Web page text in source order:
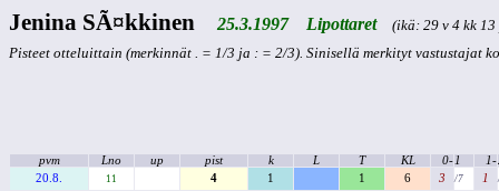
Jenina SÃ¤kkinen25.3.1997 Lipottaret
(ikä: 29 v 4 kk 13
Pisteet otteluittain (merkinnät . = 1/3 ja : = 2/3). Sinisellä merkityt vastustajat
pvm Lno up pist k L T KL 0-1 1-
20.8.
11 4 1 1 6 3 /7 1